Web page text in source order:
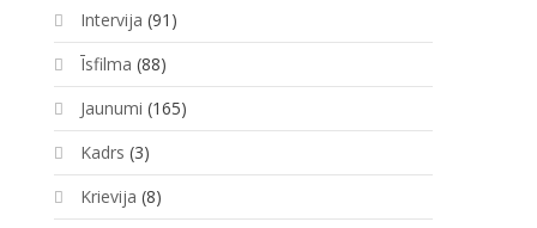
Intervija (91)
Īsfilma (88)
Jaunumi (165)
Kadrs (3)
Krievija (8)